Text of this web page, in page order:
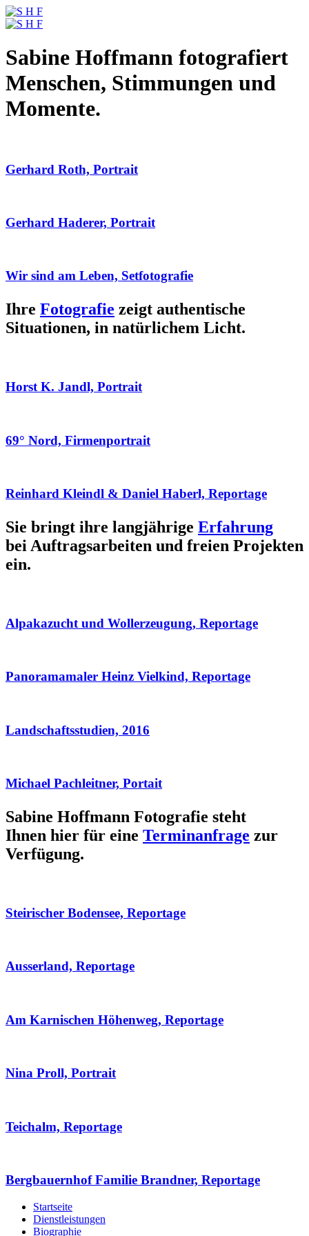
Sabine Hoffmann fotografiert
Menschen, Stimmungen und
Momente.
Gerhard Roth, Portrait
Gerhard Haderer, Portrait
Wir sind am Leben, Setfotografie
Ihre Fotografie zeigt authentische
Situationen, in natürlichem Licht.
Horst K. Jandl, Portrait
69° Nord, Firmenportrait
Reinhard Kleindl & Daniel Haberl, Reportage
Sie bringt ihre langjährige Erfahrung
bei Auftragsarbeiten und freien Projekten
ein.
Alpakazucht und Wollerzeugung, Reportage
Panoramamaler Heinz Vielkind, Reportage
Landschaftsstudien, 2016
Michael Pachleitner, Portait
Sabine Hoffmann Fotografie steht
Ihnen hier für eine Terminanfrage zur
Verfügung.
Steirischer Bodensee, Reportage
Ausserland, Reportage
Am Karnischen Höhenweg, Reportage
Nina Proll, Portrait
Teichalm, Reportage
Bergbauernhof Familie Brandner, Reportage
Startseite
Dienstleistungen
Biographie